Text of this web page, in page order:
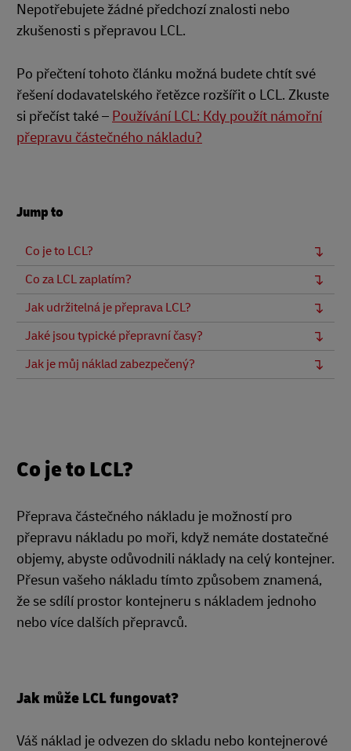
Nepotřebujete žádné předchozí znalosti nebo
zkušenosti s přepravou LCL.
Po přečtení tohoto článku možná budete chtít své
řešení dodavatelského řetězce rozšířit o LCL. Zkuste
si přečíst také – Používání LCL: Kdy použít námořní
přepravu částečného nákladu?
Jump to
Co je to LCL?
Co za LCL zaplatím?
Jak udržitelná je přeprava LCL?
Jaké jsou typické přepravní časy?
Jak je můj náklad zabezpečený?
Co je to LCL?
Přeprava částečného nákladu je možností pro
přepravu nákladu po moři, když nemáte dostatečné
objemy, abyste odůvodnili náklady na celý kontejner.
Přesun vašeho nákladu tímto způsobem znamená,
že se sdílí prostor kontejneru s nákladem jednoho
nebo více dalších přepravců.
Jak může LCL fungovat?
Váš náklad je odvezen do skladu nebo kontejnerové